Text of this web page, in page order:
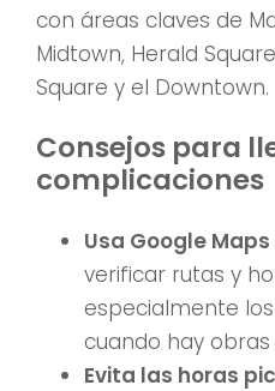
con áreas claves de
Midtown, Herald
Square y el Downtown.
Consejos para
complicaciones
Usa Google
verificar rutas y
especialmente
cuando hay obras
Evita las horas